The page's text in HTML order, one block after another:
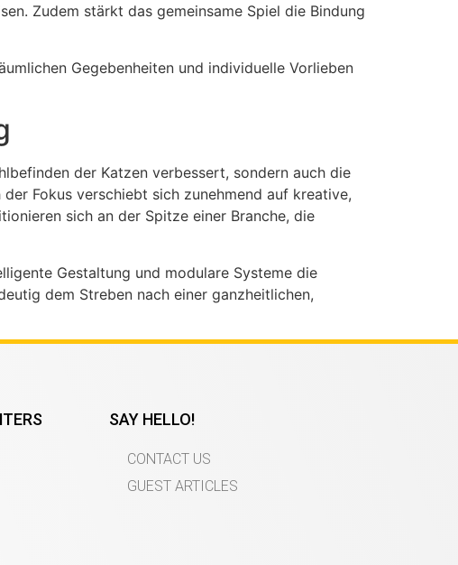
Zudem stärkt das gemeinsame Spiel die Bindung
Gegebenheiten und individuelle Vorlieben
der Katzen verbessert, sondern auch die
Fokus verschiebt sich zunehmend auf kreative,
sich an der Spitze einer Branche, die
Gestaltung und modulare Systeme die
dem Streben nach einer ganzheitlichen,
SAY HELLO!
CONTACT US
GUEST ARTICLES